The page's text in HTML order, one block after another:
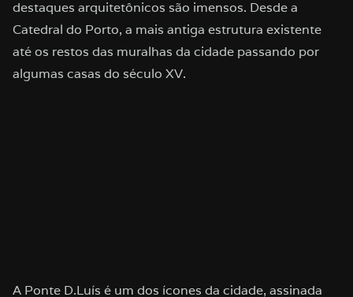
destaques arquitetônicos são imensos. Desde a
Catedral do Porto, a mais antiga estrutura existente
até os restos das muralhas da cidade passando por
algumas casas do século XV.
A Ponte D.Luís é um dos ícones da cidade, assinada